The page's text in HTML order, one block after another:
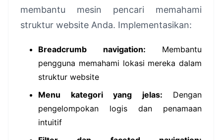
membantu mesin pencari memahami
struktur website Anda. Implementasikan:
Breadcrumb navigation: Membantu
pengguna memahami lokasi mereka dalam
struktur website
Menu kategori yang jelas: Dengan
pengelompokan logis dan penamaan
intuitif